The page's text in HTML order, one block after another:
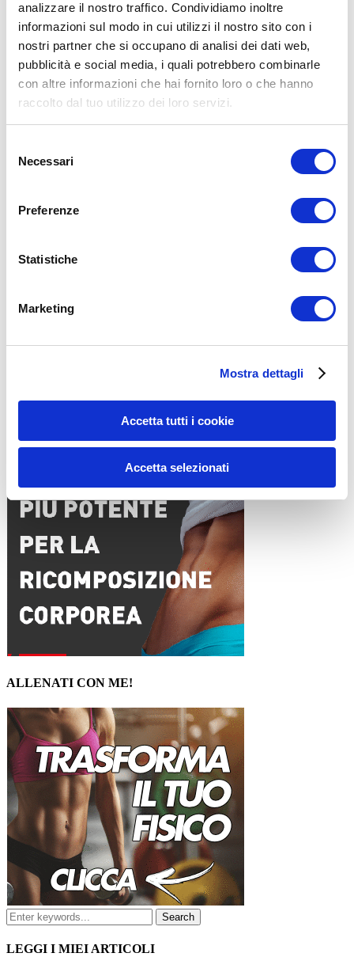
analizzare il nostro traffico. Condividiamo inoltre
informazioni sul modo in cui utilizzi il nostro sito con i
nostri partner che si occupano di analisi dei dati web,
pubblicità e social media, i quali potrebbero combinarle
con altre informazioni che hai fornito loro o che hanno
raccolto dal tuo utilizzo dei loro servizi.
delNecessari
Preferenze
Statistiche
Marketing
Mostra dettagli
Accetta tutti i cookie
Accetta selezionati
Condividi:
X
Facebook
Allenamento
400rtallenamentoallenamento gratuitoRTvacanza
Nome*
Email*
ALLENATI CON ME!
LEGGI I MIEI ARTICOLI